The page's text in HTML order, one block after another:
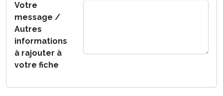
Votre
message /
Autres
informations
à rajouter à
votre fiche